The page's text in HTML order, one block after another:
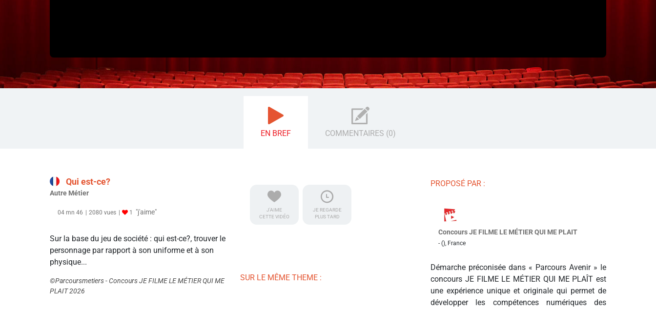
EN BREF COMMENTAIRES (0)
Qui est-ce?
Autre Métier
04 mn 46 2080 vues 1 "j'aime"
Sur la base du jeu de société : qui est-ce?, trouver le
personnage par rapport à son uniforme et à son
physique...
©Parcoursmetiers - Concours JE FILME LE MÉTIER QUI ME
PLAIT 2026
J'AIME
CETTE VIDÉO
JE REGARDE
PLUS TARD
SUR LE MÊME THEME :
PROPOSÉ PAR :
Concours JE FILME LE MÉTIER QUI ME PLAIT
- (), France
Démarche préconisée dans « Parcours Avenir » le
concours JE FILME LE MÉTIER QUI ME PLAÎT est
une expérience unique et originale qui permet de
développer les compétences numériques des